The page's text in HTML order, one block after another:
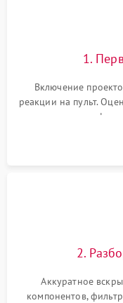
1.
Включение
реакции на пульт.
наличия
системы
2.
Аккуратное
компонентов,